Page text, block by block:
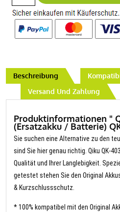
Beschreibung
Versand Und Zahlung
Produktinformationen "
(Ersatzakku / Batterie)
Sie suchen eine Alternative zu den
sind Sie hier genau richtig. Qiku QK-
Qualität und Ihrer Langlebigkeit.
getestet stehen Sie den Original
& Kurzschlussschutz.
* 100% kompatibel mit den Original